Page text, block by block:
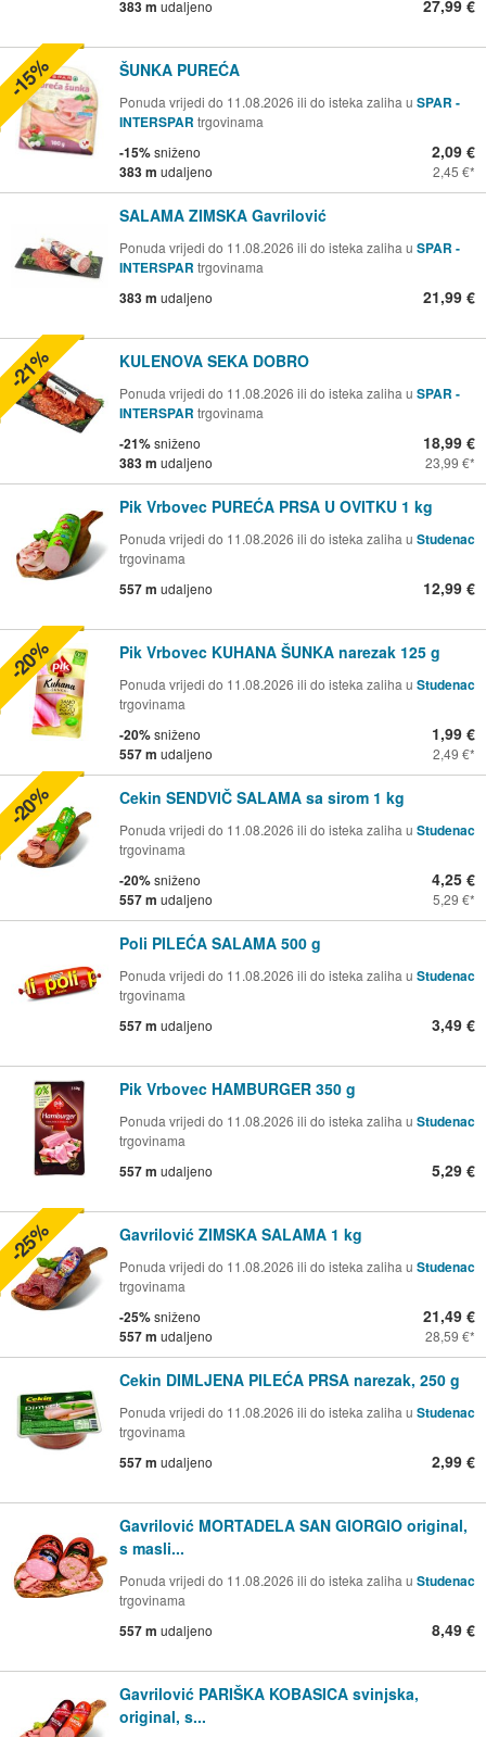
383 m udaljeno 27,99 €
ŠUNKA PUREĆA
Ponuda vrijedi do 11.08.2026 ili do isteka zaliha u SPAR -
INTERSPAR trgovinama
-15%sniženo
383 m udaljeno
2,09 €
2,45 €
-15%
SALAMA ZIMSKA Gavrilović
Ponuda vrijedi do 11.08.2026 ili do isteka zaliha u SPAR -
INTERSPAR trgovinama
383 m udaljeno 21,99 €
KULENOVA SEKA DOBRO
Ponuda vrijedi do 11.08.2026 ili do isteka zaliha u SPAR -
INTERSPAR trgovinama
-21%sniženo
383 m udaljeno
18,99 €
23,99 €
-21%
Pik Vrbovec PUREĆA PRSA U OVITKU 1 kg
Ponuda vrijedi do 11.08.2026 ili do isteka zaliha u Studenac
trgovinama
557 m udaljeno 12,99 €
Pik Vrbovec KUHANA ŠUNKA narezak 125 g
Ponuda vrijedi do 11.08.2026 ili do isteka zaliha u Studenac
trgovinama
-20%sniženo
557 m udaljeno
1,99 €
2,49 €
-20%
Cekin SENDVIČ SALAMA sa sirom 1 kg
Ponuda vrijedi do 11.08.2026 ili do isteka zaliha u Studenac
trgovinama
-20%sniženo
557 m udaljeno
4,25 €
5,29 €
-20%
Poli PILEĆA SALAMA 500 g
Ponuda vrijedi do 11.08.2026 ili do isteka zaliha u Studenac
trgovinama
557 m udaljeno 3,49 €
Pik Vrbovec HAMBURGER 350 g
Ponuda vrijedi do 11.08.2026 ili do isteka zaliha u Studenac
trgovinama
557 m udaljeno 5,29 €
Gavrilović ZIMSKA SALAMA 1 kg
Ponuda vrijedi do 11.08.2026 ili do isteka zaliha u Studenac
trgovinama
-25%sniženo
557 m udaljeno
21,49 €
28,59 €
-25%
Cekin DIMLJENA PILEĆA PRSA narezak, 250 g
Ponuda vrijedi do 11.08.2026 ili do isteka zaliha u Studenac
trgovinama
557 m udaljeno 2,99 €
Gavrilović MORTADELA SAN GIORGIO original,
s masli...
Ponuda vrijedi do 11.08.2026 ili do isteka zaliha u Studenac
trgovinama
557 m udaljeno 8,49 €
Gavrilović PARIŠKA KOBASICA svinjska,
original, s...